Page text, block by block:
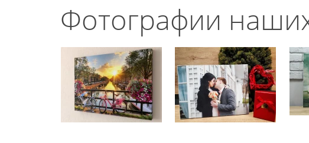
Фотографии